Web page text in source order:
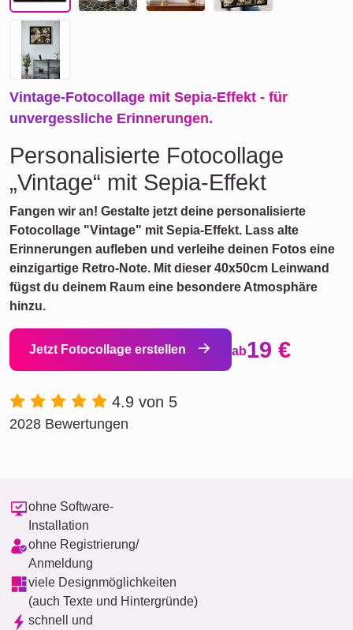
Vintage-Fotocollage mit Sepia-Effekt - für
unvergessliche Erinnerungen.
Personalisierte Fotocollage
„Vintage“ mit Sepia-Effekt
Fangen wir an! Gestalte jetzt deine personalisierte
Fotocollage "Vintage" mit Sepia-Effekt. Lass alte
Erinnerungen aufleben und verleihe deinen Fotos eine
einzigartige Retro-Note. Mit dieser 40x50cm Leinwand
fügst du deinem Raum eine besondere Atmosphäre
hinzu.
Jetzt Fotocollage erstellen ab19 €
4.9 von 5
2028 Bewertungen
ohne Software-
Installation
ohne Registrierung/
Anmeldung
viele Designmöglichkeiten
(auch Texte und Hintergründe)
schnell und